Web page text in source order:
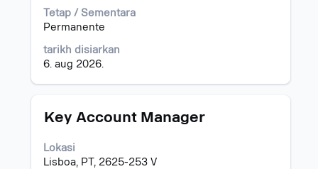
Tetap / Sementara
Permanente
tarikh disiarkan
6. aug 2026.
kandungan
penuh
maklumat
kerja.
Jawatan
Key Account Manager
Lokasi
Lisboa, PT, 2625-253 V
Pilih
dengan
bar
ruang